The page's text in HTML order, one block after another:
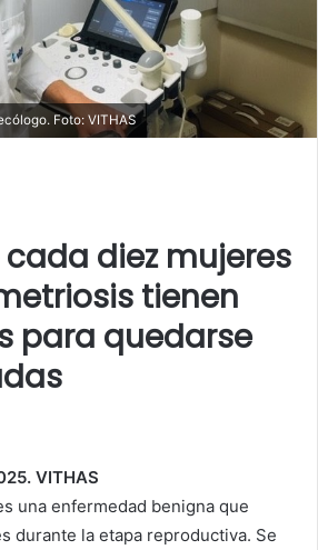
Foto: VITHAS
diez mujeres
tienen
para quedarse
VITHAS
una enfermedad benigna que
durante la etapa reproductiva. Se